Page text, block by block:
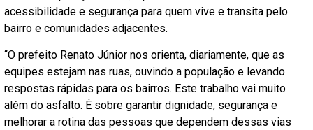
acessibilidade e segurança para quem vive e transita pelo
bairro e comunidades adjacentes.
“O prefeito Renato Júnior nos orienta, diariamente, que as
equipes estejam nas ruas, ouvindo a população e levando
respostas rápidas para os bairros. Este trabalho vai muito
além do asfalto. É sobre garantir dignidade, segurança e
melhorar a rotina das pessoas que dependem dessas vias